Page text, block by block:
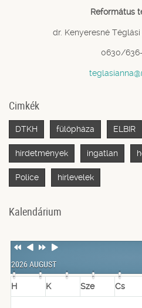
Református
dr. Kenyeresné
0630/
Cimkék
DTKH fülöpháza ELBIR
hirdetmények ingatlan
Police hírlevelek
Kalendárium
Previous
Previous
NextNext
2026 AUGUST
H K Sze Cs